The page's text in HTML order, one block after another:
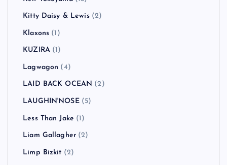
Kitty Daisy & Lewis(2)
Klaxons (1)
KUZIRA(1)
Lagwagon (4)
LAID BACK OCEAN (2)
LAUGHIN'NOSE(5)
Less Than Jake (1)
Liam Gallagher (2)
Limp Bizkit (2)